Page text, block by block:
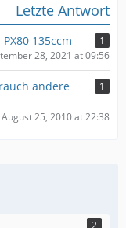
Letzte Antwort
135ccm
1
28, 2021 at 09:56
andere
1
August 25, 2010 at 22:38
2